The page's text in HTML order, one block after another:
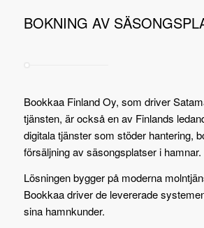
BOKNING AV
Bookkaa Finland Oy, som driver
tjänsten, är också en av Finlands
digitala tjänster som stöder hantering,
försäljning av säsongsplatser i hamnar.
Lösningen bygger på moderna
Bookkaa driver de levererade
sina hamnkunder.